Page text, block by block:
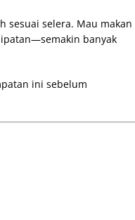
sesuai selera. Mau makan
banyak
ini sebelum